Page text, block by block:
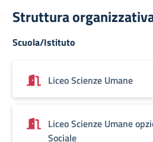
Struttura
Scuola/Istituto
Liceo Scienze Umane
Liceo Scienze Umane
Sociale